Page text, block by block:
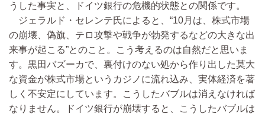
うした事実と、ドイツ銀行の危機的状態との関係です。
ジェラルド・セレンテ氏によると、“10月は、株式市場
の崩壊、偽旗、テロ攻撃や戦争が勃発するなどの大きな出
来事が起こる”とのこと。こう考えるのは自然だと思いま
す。黒田バズーカで、裏付けのない処から作り出した莫大
な資金が株式市場というカジノに流れ込み、実体経済を著
しく不安定にしています。こうしたバブルは消えなければ
なりません。ドイツ銀行が崩壊すると、こうしたバブルは